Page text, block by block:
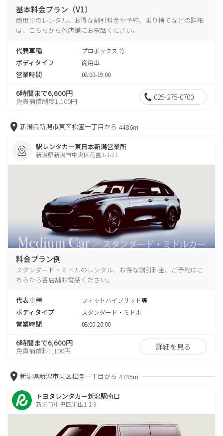
基本料金プラン（V1）
商用車のレンタル、お得な割引料金や予約、乗り捨てなどの詳細
は、こちらから各店舗にお電話ください。
代表車種 プロボックス 等
ボディタイプ 商用車
営業時間 08:00-19:00
6時間まで6,600円
免責補償制度1,100円 025-275-0700
新潟県新潟市東区松園一丁目から 4486m
駅レンタカー東日本新潟営業所
新潟県新潟市中央区花園1-1-21
料金プラン例
スタンダード・ミドルのレンタル、お得な割引料金、ご予約はこ
ちらから各店舗お電話ください。
代表車種 フィットハイブリッド等
ボディタイプ スタンダード・ミドル
営業時間 08:00-20:00
6時間まで6,600円
免責補償料1,100円 詳細を見る
新潟県新潟市東区松園一丁目から 4745m
トヨタレンタカー新潟駅南口
新潟市中央区米山1-1-9